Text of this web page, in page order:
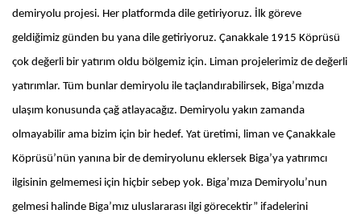
demiryolu projesi. Her platformda dile getiriyoruz. İlk göreve
geldiğimiz günden bu yana dile getiriyoruz. Çanakkale 1915 Köprüsü
çok değerli bir yatırım oldu bölgemiz için. Liman projelerimiz de değerli
yatırımlar. Tüm bunlar demiryolu ile taçlandırabilirsek, Biga’mızda
ulaşım konusunda çağ atlayacağız. Demiryolu yakın zamanda
olmayabilir ama bizim için bir hedef. Yat üretimi, liman ve Çanakkale
Köprüsü’nün yanına bir de demiryolunu eklersek Biga’ya yatırımcı
ilgisinin gelmemesi için hiçbir sebep yok. Biga’mıza Demiryolu’nun
gelmesi halinde Biga’mız uluslararası ilgi görecektir” ifadelerini